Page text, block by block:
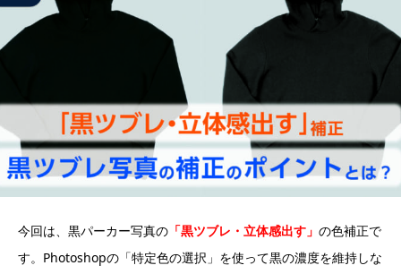
今回は、黒パーカー写真の 「黒ツブレ・立体感出す」 の色補正で
す。Photoshopの「特定色の選択」を使って黒の濃度を維持しな